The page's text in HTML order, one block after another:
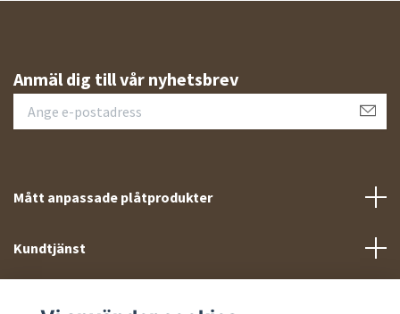
Anmäl dig till vår nyhetsbrev
Mått anpassade plåtprodukter
Kundtjänst